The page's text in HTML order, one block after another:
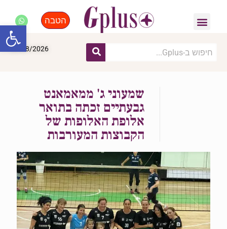
הטבה
06/08/2026
שמעוני ג' ממאמאנט
גבעתיים זכתה בתואר
אלופת האלופות של
הקבוצות המעורבות
פתח